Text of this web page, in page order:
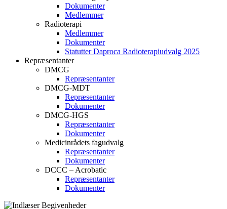
Dokumenter
Medlemmer
Radioterapi
Medlemmer
Dokumenter
Statutter Daproca Radioterapiudvalg 2025
Repræsentanter
DMCG
Repræsentanter
DMCG-MDT
Repræsentanter
Dokumenter
DMCG-HGS
Repræsentanter
Dokumenter
Medicinrådets fagudvalg
Repræsentanter
Dokumenter
DCCC – Acrobatic
Repræsentanter
Dokumenter